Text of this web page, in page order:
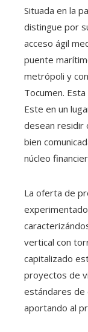
Situada en la
distingue por
acceso ágil
puente
metrópoli y
Tocumen.
Este en un
desean residir
bien
núcleo
La oferta de
vertical con
capitalizado
proyectos de
estándares de
aportando al